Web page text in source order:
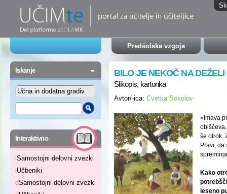
Predšolska vzgoja
Iskanje -
Interaktivno -
iSamostojni delovni zvezki
iUčbeniki
dSamostojni delovni zvezki
BILO JE NEKOČ NA DEŽELI
Slikopis, kartonka
Avtor/-ica: Cvetka Sokolov
»Imava
še otrok.
Pravi, da
Kako
leseno